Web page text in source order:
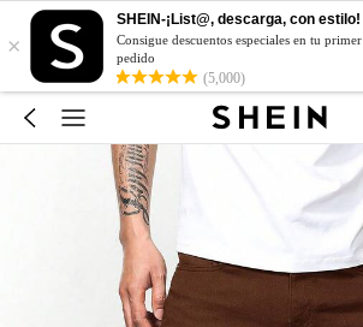
×
SHEIN-¡List@, descarga, con estilo!
Consigue descuentos especiales en tu primer
pedido
(5,000)